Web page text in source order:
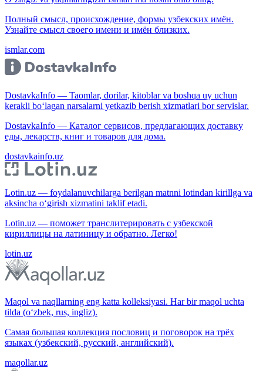
Полный смысл, происхождение, формы узбекских имён.
Узнайте смысл своего имени и имён близких.
ismlar.com
DostavkaInfo — Taomlar, dorilar, kitoblar va boshqa uy uchun
kerakli bo‘lagan narsalarni yetkazib berish xizmatlari bor servislar.
DostavkaInfo — Каталог сервисов, предлагающих доставку
еды, лекарств, книг и товаров для дома.
dostavkainfo.uz
Lotin.uz — foydalanuvchilarga berilgan matnni lotindan kirillga va
aksincha o‘girish xizmatini taklif etadi.
Lotin.uz — поможет транслитерировать с узбекской
кириллицы на латиницу и обратно. Легко!
lotin.uz
Maqol va naqllarning eng katta kolleksiyasi. Har bir maqol uchta
tilda (o‘zbek, rus, ingliz).
Самая большая коллекция пословиц и поговорок на трёх
языках (узбекский, русский, английский).
maqollar.uz